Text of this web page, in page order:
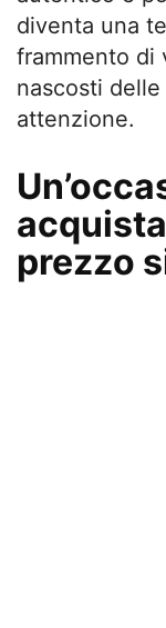
diventa una
frammento di
nascosti
attenzione.
prezzo